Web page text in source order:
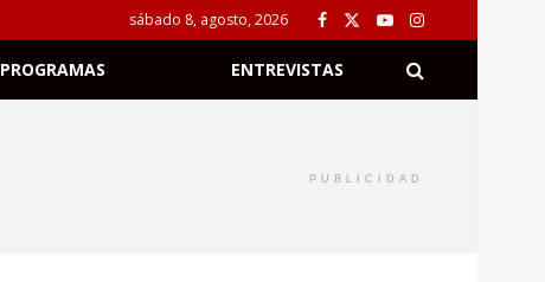
sábado 8, agosto, 2026
PROGRAMAS ENTREVISTAS
PUBLICIDAD